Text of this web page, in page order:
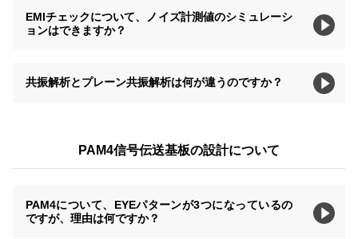
EMIチェックについて、ノイズ計測値のシミュレーシ
ョンはできますか？
共振解析とプレーン共振解析は何が違うのですか？
PAM4信号伝送基板の設計について
PAM4について、EYEパターンが3つになっているの
ですが、理由は何ですか？